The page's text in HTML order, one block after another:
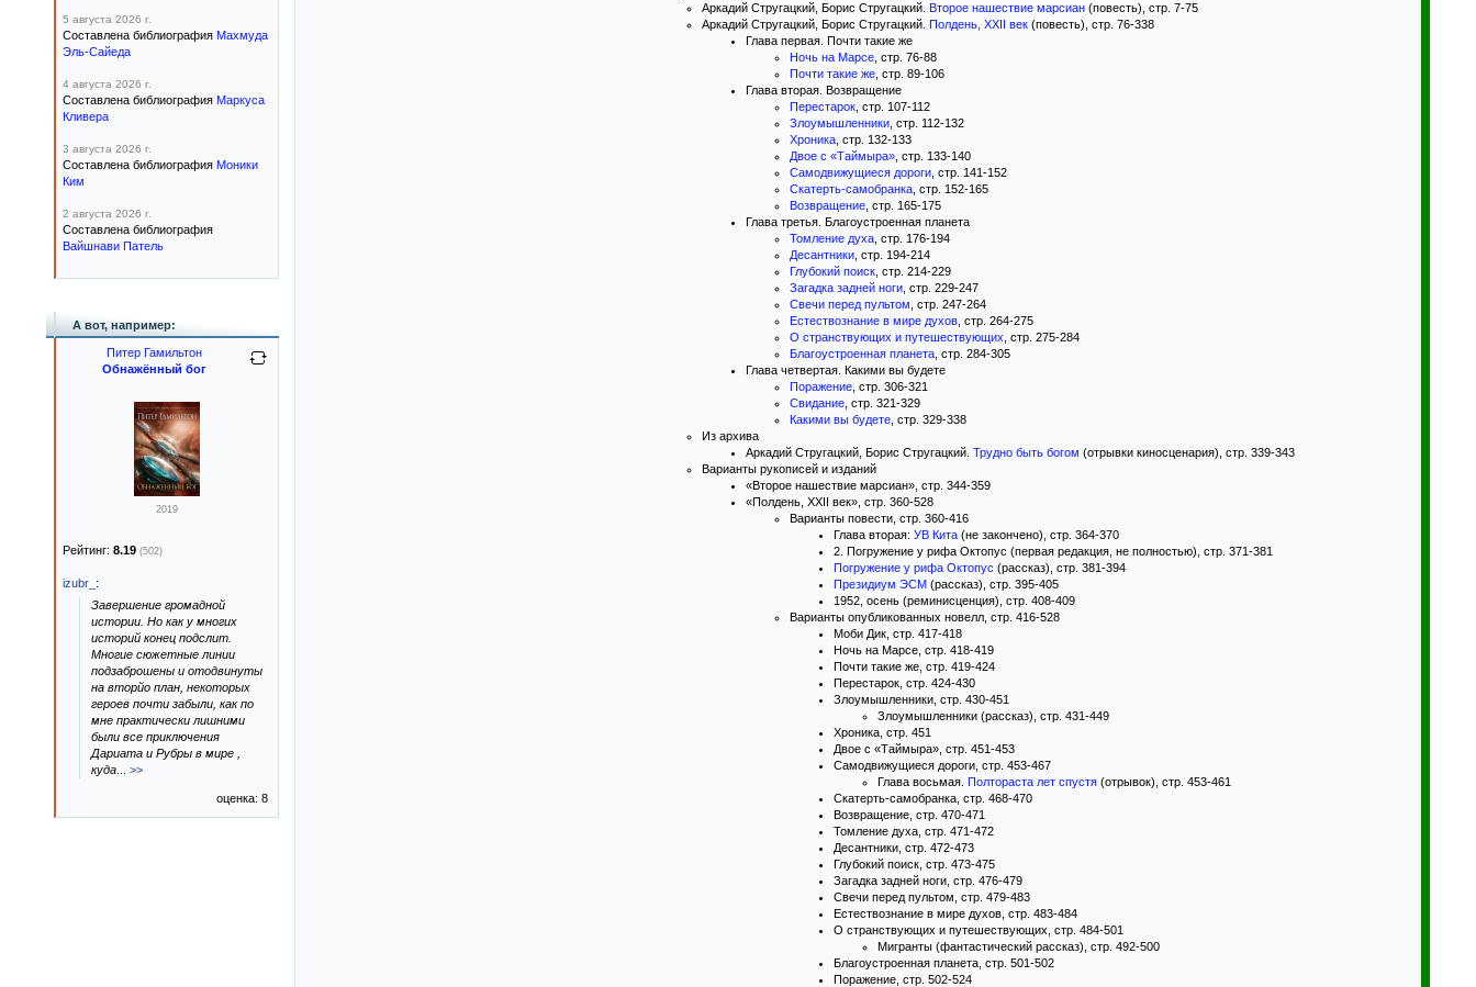
Аркадий Стругацкий, Борис Стругацкий. Второе нашествие марсиан (повесть), стр. 7-75
Аркадий Стругацкий, Борис Стругацкий. Полдень, XXII век (повесть), стр. 76-338
Глава первая. Почти такие же
Ночь на Марсе , стр. 76-88
Почти такие же , стр. 89-106
Глава вторая. Возвращение
Перестарок , стр. 107-112
Злоумышленники , стр. 112-132
Хроника , стр. 132-133
Двое с «Таймыра» , стр. 133-140
Самодвижущиеся дороги , стр. 141-152
Скатерть-самобранка , стр. 152-165
Возвращение , стр. 165-175
Глава третья. Благоустроенная планета
Томление духа , стр. 176-194
Десантники , стр. 194-214
Глубокий поиск , стр. 214-229
Загадка задней ноги , стр. 229-247
Свечи перед пультом , стр. 247-264
Естествознание в мире духов , стр. 264-275
О странствующих и путешествующих , стр. 275-284
Благоустроенная планета , стр. 284-305
Глава четвертая. Какими вы будете
Поражение , стр. 306-321
Свидание , стр. 321-329
Какими вы будете , стр. 329-338
Из архива
Аркадий Стругацкий, Борис Стругацкий. Трудно быть богом (отрывки киносценария), стр. 339-343
Варианты рукописей и изданий
«Второе нашествие марсиан», стр. 344-359
«Полдень, XXII век», стр. 360-528
Варианты повести, стр. 360-416
Глава вторая: УВ Кита (не закончено), стр. 364-370
2. Погружение у рифа Октопус (первая редакция, не полностью), стр. 371-381
Погружение у рифа Октопус (рассказ), стр. 381-394
Президиум ЭСМ (рассказ), стр. 395-405
1952, осень (реминисценция), стр. 408-409
Варианты опубликованных новелл, стр. 416-528
Моби Дик, стр. 417-418
Ночь на Марсе, стр. 418-419
Почти такие же, стр. 419-424
Перестарок, стр. 424-430
Злоумышленники, стр. 430-451
Злоумышленники (рассказ), стр. 431-449
Хроника, стр. 451
Двое с «Таймыра», стр. 451-453
Самодвижущиеся дороги, стр. 453-467
Глава восьмая. Полтораста лет спустя (отрывок), стр. 453-461
Скатерть-самобранка, стр. 468-470
Возвращение, стр. 470-471
Томление духа, стр. 471-472
Десантники, стр. 472-473
Глубокий поиск, стр. 473-475
Загадка задней ноги, стр. 476-479
Свечи перед пультом, стр. 479-483
Естествознание в мире духов, стр. 483-484
О странствующих и путешествующих, стр. 484-501
Мигранты (фантастический рассказ), стр. 492-500
Благоустроенная планета, стр. 501-502
Поражение, стр. 502-524
5 августа 2026 г.
Составлена библиография Махмуда
Эль-Сайеда
4 августа 2026 г.
Составлена библиография Маркуса
Кливера
3 августа 2026 г.
Составлена библиография Моники
Ким
2 августа 2026 г.
Составлена библиография
Вайшнави Патель
А вот, например:
Питер Гамильтон
Обнажённый бог
2019
Рейтинг: 8.19 (502)
izubr_ :
Завершение громадной
истории. Но как у многих
историй конец подслит.
Многие сюжетные линии
подзаброшены и отодвинуты
на вторйо план, некоторых
героев почти забыли, как по
мне практически лишними
были все приключения
Дариата и Рубры в мире ,
куда
>>
оценка: 8